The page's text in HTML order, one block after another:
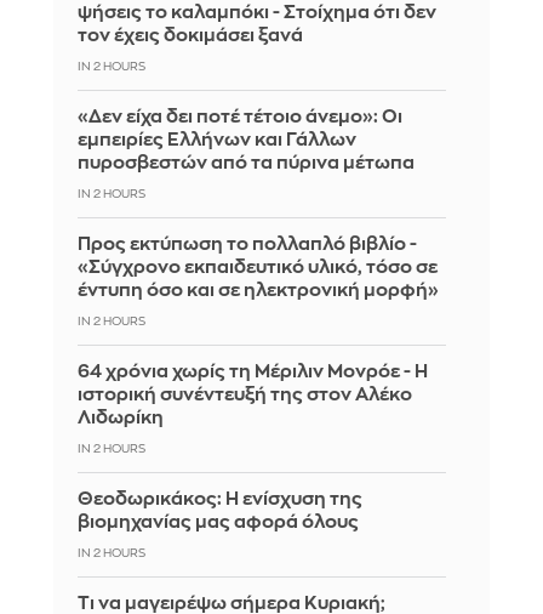
ψήσεις το καλαμπόκι - Στοίχημα ότι δεν
τον έχεις δοκιμάσει ξανά
IN 2 HOURS
«Δεν είχα δει ποτέ τέτοιο άνεμο»: Οι
εμπειρίες Ελλήνων και Γάλλων
πυροσβεστών από τα πύρινα μέτωπα
IN 2 HOURS
Προς εκτύπωση το πολλαπλό βιβλίο -
«Σύγχρονο εκπαιδευτικό υλικό, τόσο σε
έντυπη όσο και σε ηλεκτρονική μορφή»
IN 2 HOURS
64 χρόνια χωρίς τη Μέριλιν Μονρόε - Η
ιστορική συνέντευξή της στον Αλέκο
Λιδωρίκη
IN 2 HOURS
Θεοδωρικάκος: Η ενίσχυση της
βιομηχανίας μας αφορά όλους
IN 2 HOURS
Τι να μαγειρέψω σήμερα Κυριακή;